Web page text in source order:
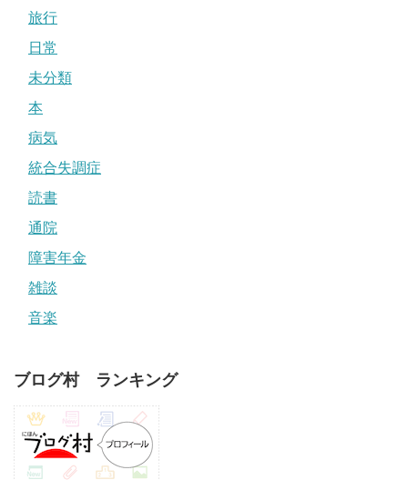
旅行
日常
未分類
本
病気
統合失調症
読書
通院
障害年金
雑談
音楽
ブログ村 ランキング